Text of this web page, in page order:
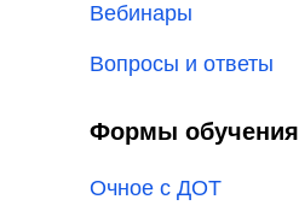
Вебинары
Вопросы и ответы
Формы обучения
Очное с ДОТ